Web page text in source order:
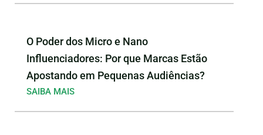
O Poder dos Micro e Nano
Influenciadores: Por que Marcas Estão
Apostando em Pequenas Audiências?
SAIBA MAIS